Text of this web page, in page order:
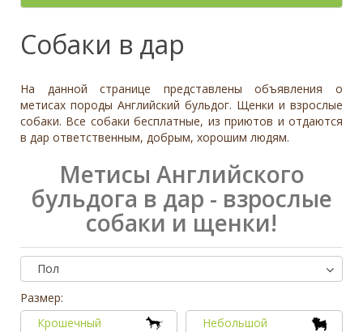
Средний Крупный
Тип
Семейная
Охотничья
Палевый
Серый
Дополнительные цвета
Черный
Белый
Коричневый
Палевый
Вес (кг)
0 3 6
0
Нет
Отношение к детям
Равнодушное
Отношение к кошкам
Доброжелательное
Равнодушное
Отношение к собакам
Доброжелательное
Равнодушное
Может проявить агрессию
- неважно -
Приучен к поводку
- неважно -
Дрессировка
Нет
- неважно -
Необычный окрас
Отдаётся в
- не уточнено -
Собаки в дар
На данной странице представлены объявления о
метисах породы Английский бульдог. Щенки и взрослые
собаки. Все собаки бесплатные, из приютов и отдаются
в дар ответственным, добрым, хорошим людям.
Метисы Английского
бульдога в дар - взрослые
собаки и щенки!
Пол
Размер:
Крошечный
Небольшой